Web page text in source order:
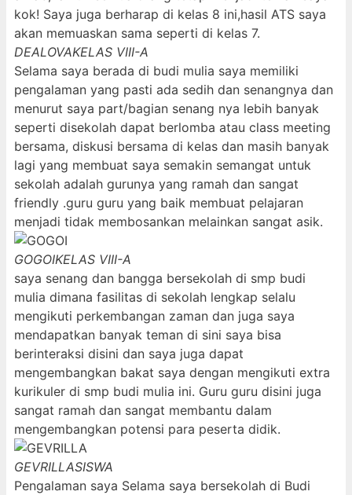
kok! Saya juga berharap di kelas 8 ini,hasil ATS saya
akan memuaskan sama seperti di kelas 7.
DEALOVAKELAS VIII-A
Selama saya berada di budi mulia saya memiliki
pengalaman yang pasti ada sedih dan senangnya dan
menurut saya part/bagian senang nya lebih banyak
seperti disekolah dapat berlomba atau class meeting
bersama, diskusi bersama di kelas dan masih banyak
lagi yang membuat saya semakin semangat untuk
sekolah adalah gurunya yang ramah dan sangat
friendly .guru guru yang baik membuat pelajaran
menjadi tidak membosankan melainkan sangat asik.
GOGOIKELAS VIII-A
saya senang dan bangga bersekolah di smp budi
mulia dimana fasilitas di sekolah lengkap selalu
mengikuti perkembangan zaman dan juga saya
mendapatkan banyak teman di sini saya bisa
berinteraksi disini dan saya juga dapat
mengembangkan bakat saya dengan mengikuti extra
kurikuler di smp budi mulia ini. Guru guru disini juga
sangat ramah dan sangat membantu dalam
mengembangkan potensi para peserta didik.
GEVRILLASISWA
Pengalaman saya Selama saya bersekolah di Budi